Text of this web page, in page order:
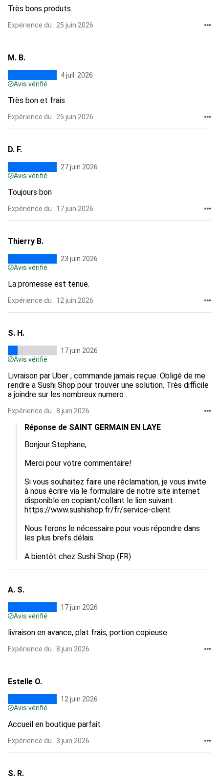
Très bons produts.
Expérience du : 25 juin 2026
M. B.
4 juil. 2026
Avis vérifié
Très bon et frais
Expérience du : 25 juin 2026
D. F.
27 juin 2026
Avis vérifié
Toujours bon
Expérience du : 17 juin 2026
Thierry B.
23 juin 2026
Avis vérifié
La promesse est tenue.
Expérience du : 12 juin 2026
S. H.
17 juin 2026
Avis vérifié
Livraison par Uber , commande jamais reçue. Obligé de me
rendre a Sushi Shop pour trouver une solution. Très difficile
a joindre sur les nombreux numero .
Expérience du : 8 juin 2026
Réponse de SAINT GERMAIN EN LAYE
Bonjour Stephane,
Merci pour votre commentaire!
Si vous souhaitez faire une réclamation, je vous invite
à nous écrire via le formulaire de notre site internet
disponible en copiant/collant le lien suivant :
https://www.sushishop.fr/fr/service-client
Nous ferons le nécessaire pour vous répondre dans
les plus brefs délais.
A bientôt chez Sushi Shop (FR)
A. S.
17 juin 2026
Avis vérifié
livraison en avance, plat frais, portion copieuse
Expérience du : 8 juin 2026
Estelle O.
12 juin 2026
Avis vérifié
Accueil en boutique parfait
Expérience du : 3 juin 2026
S. R.